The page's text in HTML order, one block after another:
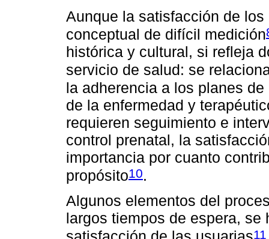
Aunque la satisfacción de
conceptual de difícil medición
histórica y cultural, si refleja
servicio de salud: se
la adherencia a los planes
de la enfermedad y
requieren seguimiento e
control prenatal, la
importancia por cuanto
propósito10.
Algunos elementos del
largos tiempos de espera, se
11